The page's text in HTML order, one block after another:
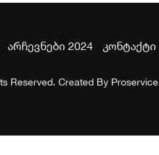
არჩევნები 2024 კონტაქტი
Reserved. Created By Proservice